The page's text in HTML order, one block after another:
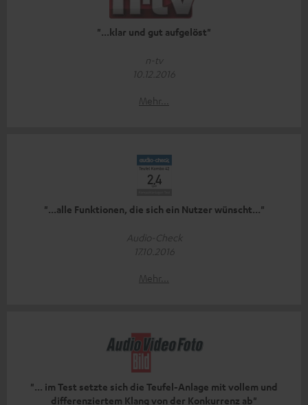
"...klar und gut aufgelöst"
n-tv
10.12.2016
Mehr...
"...alle Funktionen, die sich ein Nutzer wünscht..."
Audio-Check
17.10.2016
Mehr...
"... im Test setzte sich die Teufel-Anlage mit vollem und
differenziertem Klang von der Konkurrenz ab"